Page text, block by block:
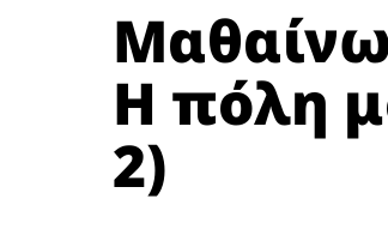
Μαθαίνω
Η πόλη
2)